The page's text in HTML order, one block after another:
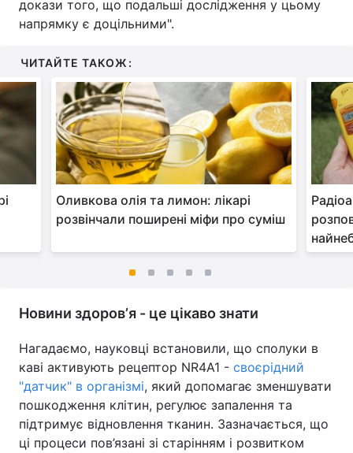
докази того, що подальші дослідження у цьому
напрямку є доцільними".
ЧИТАЙТЕ ТАКОЖ:
Оливкова олія та лимон: лікарі
розвінчали поширені міфи про суміш
Новини здоровʼя - це цікаво знати
Нагадаємо, науковці встановили, що сполуки в
каві активують рецептор NR4A1 - своєрідний
"датчик" в організмі, який допомагає зменшувати
пошкодження клітин, регулює запалення та
підтримує відновлення тканин. Зазначається, що
ці процеси пов’язані зі старінням і розвитком